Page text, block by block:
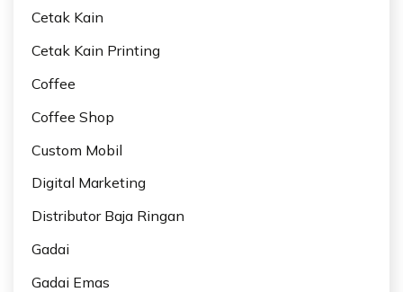
Cetak Kain
Cetak Kain Printing
Coffee
Coffee Shop
Custom Mobil
Digital Marketing
Distributor Baja Ringan
Gadai
Gadai Emas